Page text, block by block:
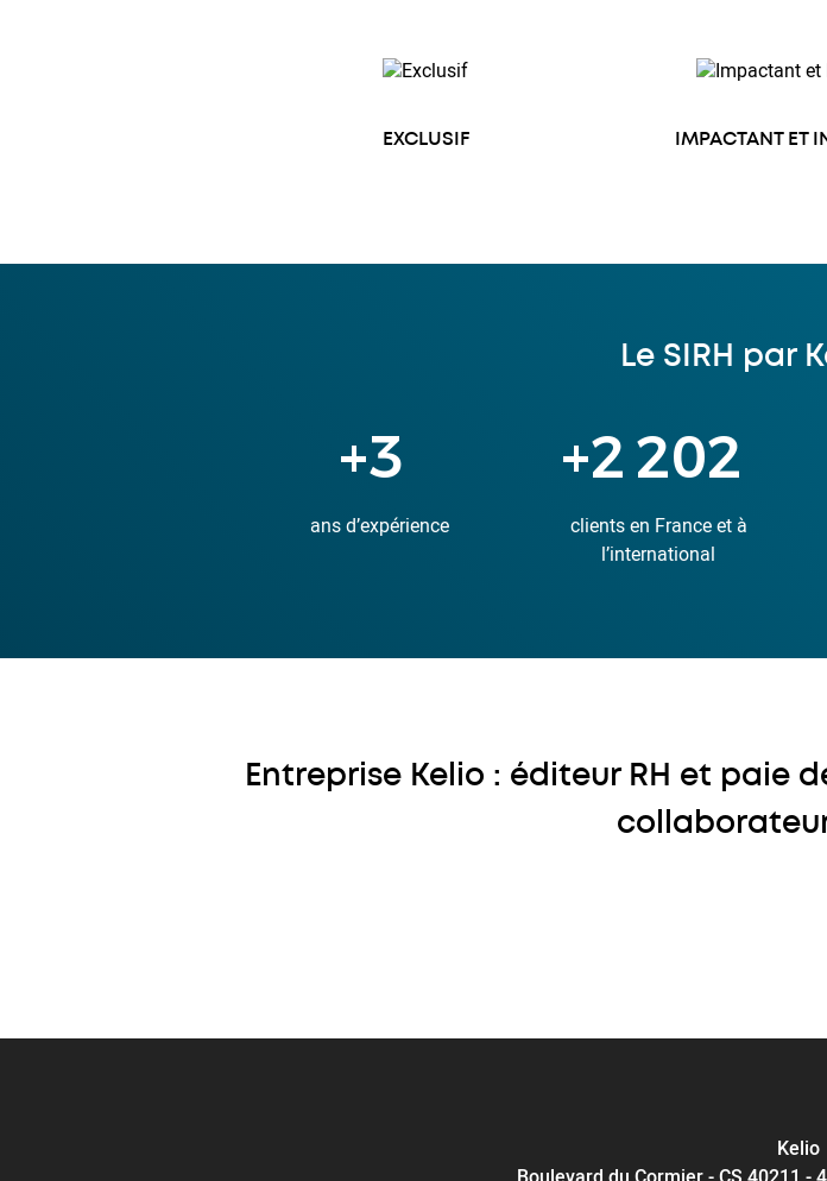
EXCLUSIF IMPACTANT ET
Le SIRH par
+11
ans d’expérience
+6 701
clients en France et à
l’international
Entreprise Kelio : éditeur RH et paie
Kelio